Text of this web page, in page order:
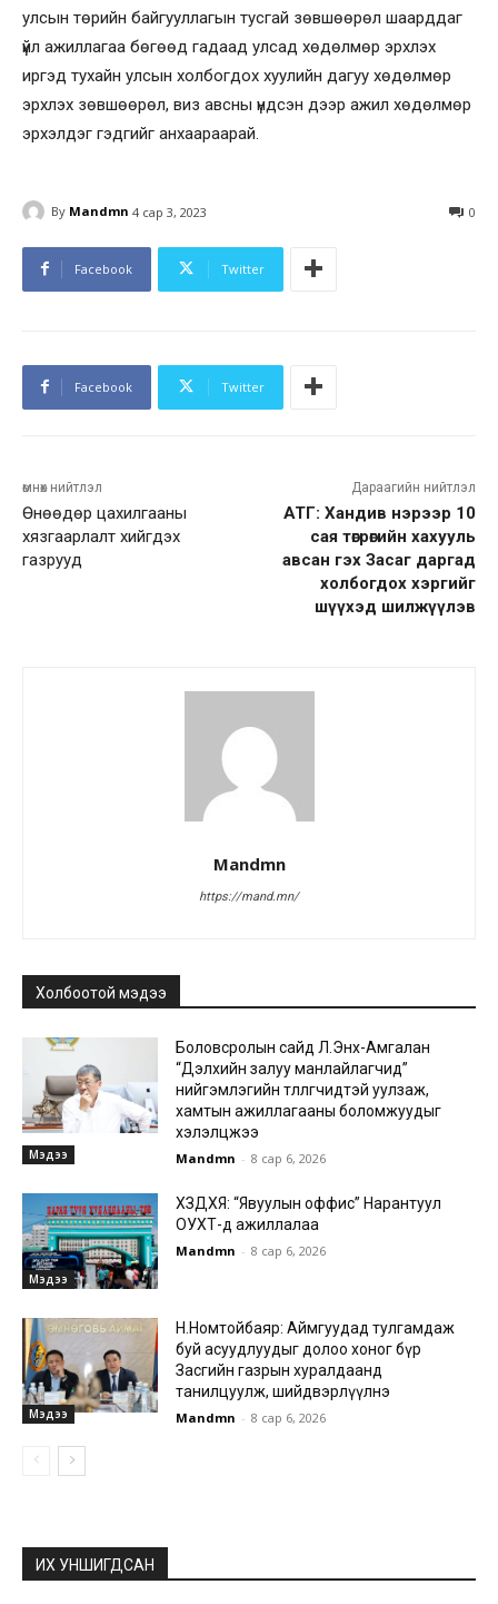
улсын төрийн байгууллагын тусгай зөвшөөрөл шаарддаг
үйл ажиллагаа бөгөөд гадаад улсад хөдөлмөр эрхлэх
иргэд тухайн улсын холбогдох хуулийн дагуу хөдөлмөр
эрхлэх зөвшөөрөл, виз авсны үндсэн дээр ажил хөдөлмөр
эрхэлдэг гэдгийг анхаараарай.
By Mandmn 4 сар 3, 2023 0
Facebook Twitter
Facebook Twitter
өмнөх нийтлэл
Өнөөдөр цахилгааны
хязгаарлалт хийгдэх
газрууд
Дараагийн нийтлэл
АТГ: Хандив нэрээр 10
сая төгрөгийн хахууль
авсан гэх Засаг даргад
холбогдох хэргийг
шүүхэд шилжүүлэв
Mandmn
https://mand.mn/
Холбоотой мэдээ
Мэдээ
Боловсролын сайд Л.Энх-Амгалан
“Дэлхийн залуу манлайлагчид”
нийгэмлэгийн төлөөлөгчидтэй уулзаж,
хамтын ажиллагааны боломжуудыг
хэлэлцжээ
Mandmn - 8 сар 6, 2026
Мэдээ
ХЗДХЯ: “Явуулын оффис” Нарантуул
ОУХТ-д ажиллалаа
Mandmn - 8 сар 6, 2026
Мэдээ
Н.Номтойбаяр: Аймгуудад тулгамдаж
буй асуудлуудыг долоо хоног бүр
Засгийн газрын хуралдаанд
танилцуулж, шийдвэрлүүлнэ
Mandmn - 8 сар 6, 2026
ИХ УНШИГДСАН